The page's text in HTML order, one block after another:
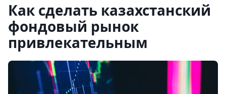
Как сделать казахстанский
фондовый рынок
привлекательным